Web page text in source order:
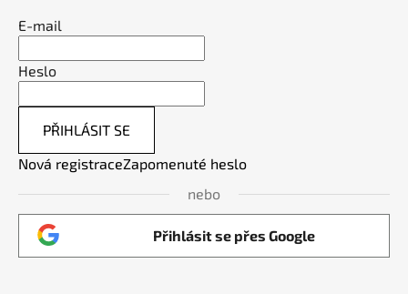
E-mail
Heslo
PŘIHLÁSIT SE
Nová registraceZapomenuté heslo
nebo
Přihlásit se přes Google